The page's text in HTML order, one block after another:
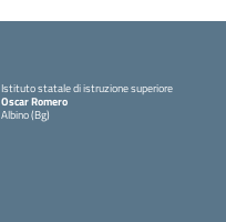
Istituto statale di istruzione superiore
Oscar Romero
Albino (Bg)